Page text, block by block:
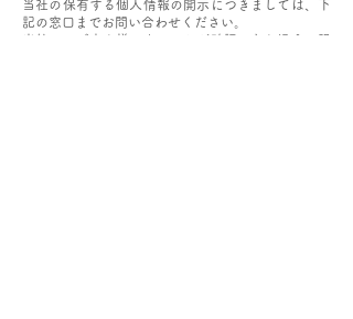
当社の保有する個人情報の開示につきましては、下
記の窓口までお問い合わせください。
当社にてご本人様であることが確認できた場合に限